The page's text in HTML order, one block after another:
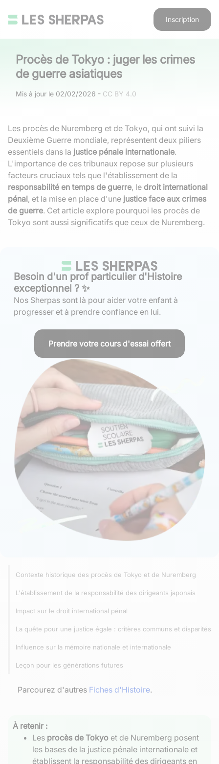
Inscription
Procès de Tokyo : juger les crimes
de guerre asiatiques
Mis à jour le 02/02/2026 - CC BY 4.0
Les procès de Nuremberg et de Tokyo, qui ont suivi la
Deuxième Guerre mondiale, représentent deux piliers
essentiels dans la justice pénale internationale.
L'importance de ces tribunaux repose sur plusieurs
facteurs cruciaux tels que l'établissement de la
responsabilité en temps de guerre, le droit international
pénal, et la mise en place d'une justice face aux crimes
de guerre. Cet article explore pourquoi les procès de
Tokyo sont aussi significatifs que ceux de Nuremberg.
Besoin d'un prof particulier d'Histoire
exceptionnel ? ✨
Nos Sherpas sont là pour aider votre enfant à
progresser et à prendre confiance en lui.
Prendre votre cours d'essai offert
Contexte historique des procès de Tokyo et de Nuremberg
L'établissement de la responsabilité des dirigeants japonais
Impact sur le droit international pénal
La quête pour une justice égale : critères communs et disparités
Influence sur la mémoire nationale et internationale
Leçon pour les générations futures
Parcourez d'autres Fiches d'Histoire.
À retenir :
Les procès de Tokyo et de Nuremberg posent
les bases de la justice pénale internationale et
établissent la responsabilité des dirigeants en